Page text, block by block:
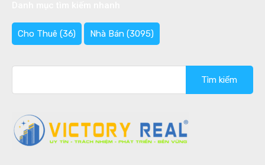
Cho Thuê (36) Nhà Bán (3095)
kiếm
cho: